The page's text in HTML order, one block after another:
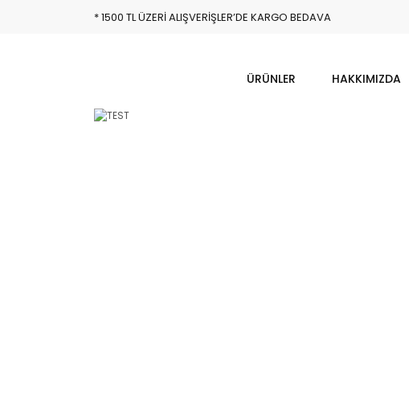
* 1500 TL ÜZERİ ALIŞVERİŞLER’DE KARGO BEDAVA
ÜRÜNLER HAKKIMIZDA